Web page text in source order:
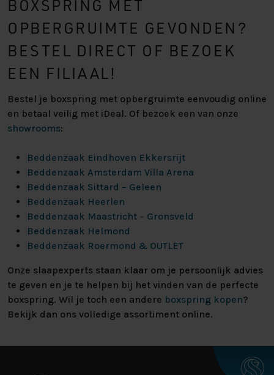
BOXSPRING MET
OPBERGRUIMTE GEVONDEN?
BESTEL DIRECT OF BEZOEK
EEN FILIAAL!
Bestel je boxspring met opbergruimte eenvoudig online
en betaal veilig met iDeal. Of bezoek een van onze
showrooms:
Beddenzaak Eindhoven Ekkersrijt
Beddenzaak Amsterdam Villa Arena
Beddenzaak Sittard – Geleen
Beddenzaak Heerlen
Beddenzaak Maastricht – Gronsveld
Beddenzaak Helmond
Beddenzaak Roermond & OUTLET
Onze slaapexperts staan klaar om je persoonlijk advies
te geven en je te helpen bij het vinden van de perfecte
boxspring. Wil je toch een andere boxspring kopen?
Bekijk dan ons volledige assortiment online.